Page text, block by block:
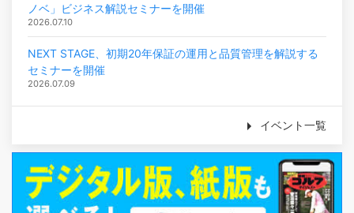
ノベ」ビジネス解説セミナーを開催
2026.07.10
NEXT STAGE、初期20年保証の運用と品質管理を解説する
セミナーを開催
2026.07.09
イベント一覧